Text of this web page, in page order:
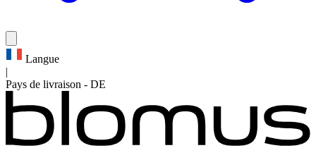
Langue
|
Pays de livraison - DE